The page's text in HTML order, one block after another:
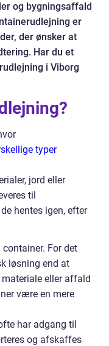
og bygningsaffald
er
der ønsker at
Har du et
i Viborg
typer
jord eller
til
hentes igen, efter
For det
løsning end at
eller affald
være en mere
har adgang til
og afskaffes